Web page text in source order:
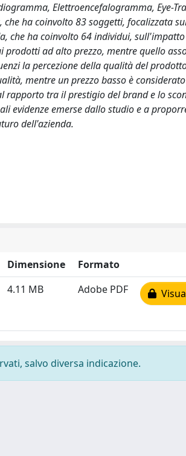
Elettroencefalogramma, Eye-
ha coinvolto 83 soggetti, focalizzata
che ha coinvolto 64 individui,
ad alto prezzo, mentre quello
la percezione della qualità del
mentre un prezzo basso è considerato
rapporto tra il prestigio del brand e lo
evidenze emerse dallo studio e a
dell'azienda.
Dimensione
Formato
4.11 MB Adobe PDF
salvo diversa indicazione.